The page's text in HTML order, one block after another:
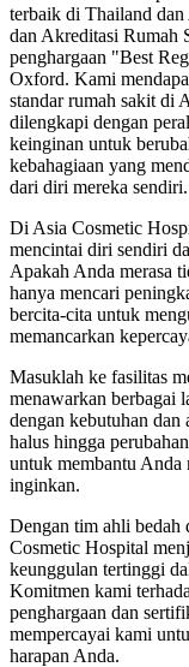
terbaik di Thailand
dan Akreditasi Rumah
penghargaan "Best
Oxford. Kami
standar rumah sakit di
dilengkapi dengan
keinginan untuk
kebahagiaan yang
dari diri mereka sendiri.
Di Asia Cosmetic
mencintai diri sendiri
Apakah Anda merasa
hanya mencari
bercita-cita untuk
memancarkan
Masuklah ke fasilitas
menawarkan berbagai
dengan kebutuhan
halus hingga
untuk membantu Anda
inginkan.
Dengan tim ahli bedah
Cosmetic Hospital
keunggulan tertinggi
Komitmen kami
penghargaan dan
mempercayai kami
harapan Anda.